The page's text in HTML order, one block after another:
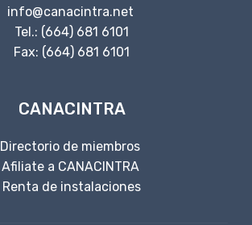
info@canacintra.net
Tel.: (664) 681 6101
Fax: (664) 681 6101
CANACINTRA
Directorio de miembros
Afiliate a CANACINTRA
Renta de instalaciones